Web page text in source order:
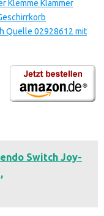
Klemme Klammer
Quelle 02928612 mit
Switch Joy-